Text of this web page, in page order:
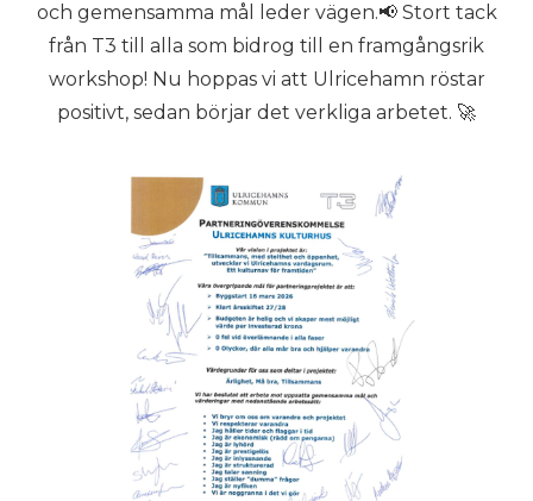
och gemensamma mål leder vägen.📢 Stort tack
från T3 till alla som bidrog till en framgångsrik
workshop! Nu hoppas vi att Ulricehamn röstar
positivt, sedan börjar det verkliga arbetet. 🚀